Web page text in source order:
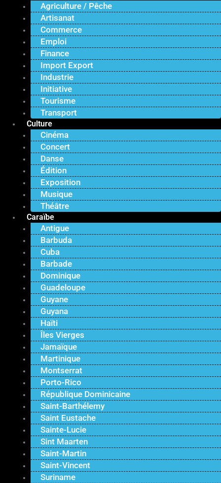
Agriculture / Pêche
Artisanat
Commerce
Emploi
Finance
Import Export
Industrie
Initiative
Tourisme
Transport
Culture
Cinéma
Concert
Danse
Édition
Exposition
Musique
Théâtre
Caraïbe
Antigue
Barbuda
Cuba
Barbade
Dominique
Guadeloupe
Guyane
Guyana
Haïti
Îles Vierges
Jamaïque
Martinique
Montserrat
Porto-Rico
République Dominicaine
Saint-Barthélemy
Saint Eustache
Sainte-Lucie
Sint Maarten
Saint-Martin
Saint-Vincent
Suriname